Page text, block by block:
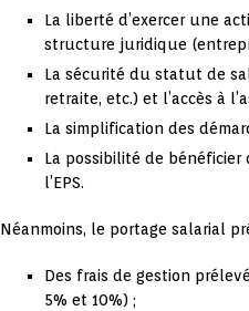
La liberté d’exercer une
structure juridique
La sécurité du statut de
retraite, etc.) et l’accès à
La simplification des
La possibilité de
l’EPS.
Néanmoins, le portage salarial
Des frais de gestion
5% et 10%) ;